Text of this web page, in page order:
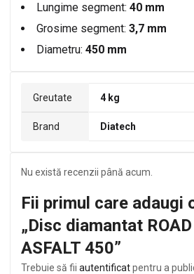
Lungime segment: 40 mm
Grosime segment: 3,7 mm
Diametru: 450 mm
Greutate 4 kg
Brand Diatech
Nu există recenzii până acum.
Fii primul care adaugi
„Disc diamantat
ASFALT 450”
Trebuie să fii autentificatpentru a